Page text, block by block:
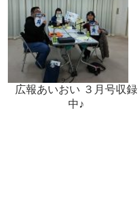
広報あいおい ３月号収録
中♪